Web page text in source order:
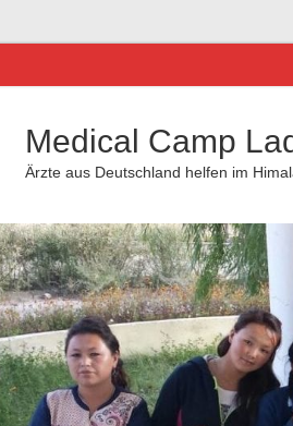
Medical Camp
Ärzte aus Deutschland helfen im